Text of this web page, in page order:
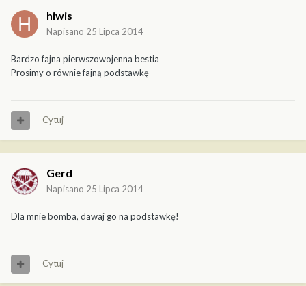
hiwis
Napisano 25 Lipca 2014
Bardzo fajna pierwszowojenna bestia
Prosimy o równie fajną podstawkę
Cytuj
Gerd
Napisano 25 Lipca 2014
Dla mnie bomba, dawaj go na podstawkę!
Cytuj